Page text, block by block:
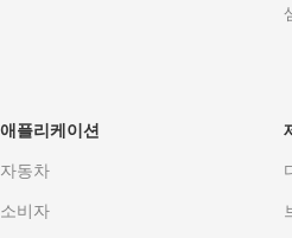
애플리케이션
자동차
소비자